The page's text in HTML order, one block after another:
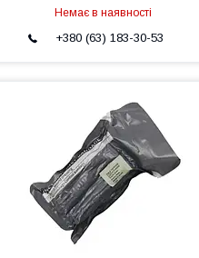
Немає в наявності
+380 (63) 183-30-53